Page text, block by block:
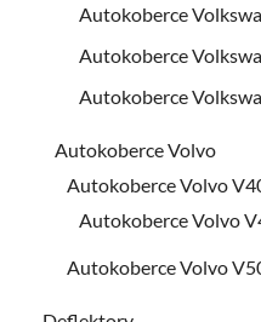
Autokoberce
Autokoberce
Autokoberce
Autokoberce Volvo
Autokoberce Volvo
Autokoberce Volvo
Autokoberce Volvo